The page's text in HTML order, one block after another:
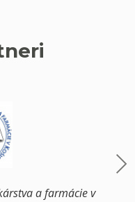
a farmácie v